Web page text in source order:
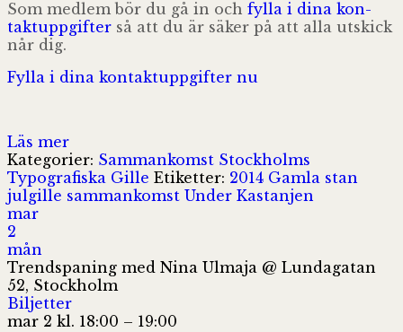
Som med­lem bör du gå in och fylla i dina kon­
takt­upp­gif­ter så att du är säker på att alla utskick
når dig.
Fylla i dina kon­takt­upp­gif­ter nu
Läs mer
Kategorier: Sammankomst Stockholms
Typografiska Gille Etiketter: 2014 Gamla stan
julgille sammankomst Under Kastanjen
mar
2
mån
Trendspaning med Nina Ulmaja @ Lundagatan
52, Stockholm
Biljetter
mar 2 kl. 18:00 – 19:00